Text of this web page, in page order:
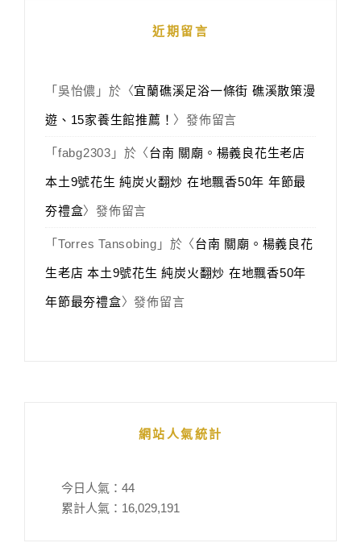
近期留言
「 吳怡儂 」於〈宜蘭礁溪足浴一條街 礁溪散策漫
遊、15家養生館推薦！ 〉發佈留言
「 fabg2303 」於〈台南 關廟。楊義良花生老店
本土9號花生 純炭火翻炒 在地飄香50年 年節最
夯禮盒〉發佈留言
「 Torres Tansobing 」於〈台南 關廟。楊義良花
生老店 本土9號花生 純炭火翻炒 在地飄香50年
年節最夯禮盒〉發佈留言
網站人氣統計
今日人氣： 44
累計人氣： 16,029,191